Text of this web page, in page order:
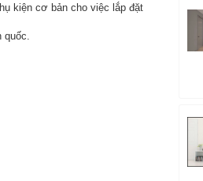
kiện cơ bản cho việc lắp đặt
quốc.